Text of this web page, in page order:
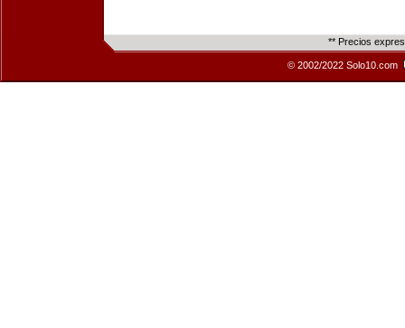
** Precios
© 2002/2022 Solo10.com